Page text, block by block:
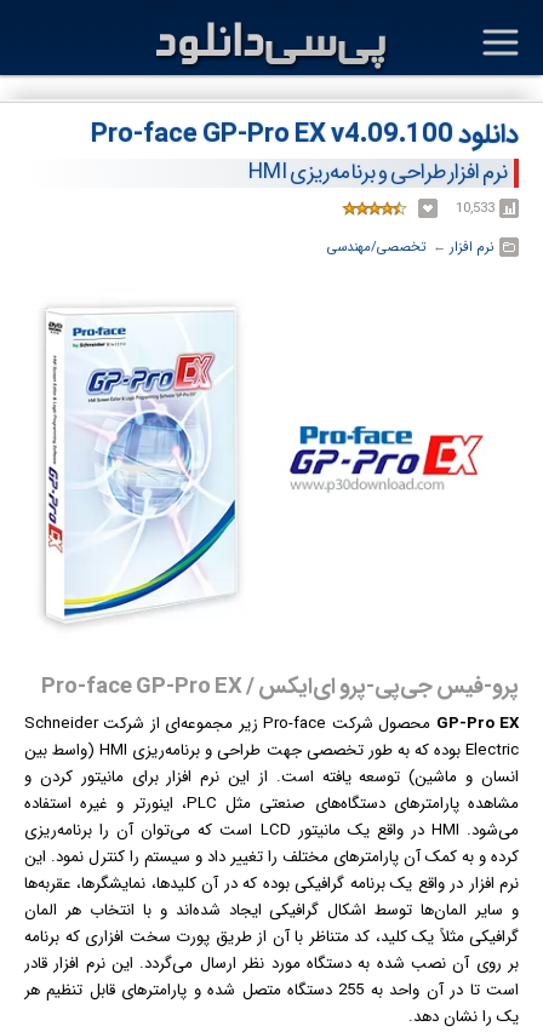
دانلود Pro-face GP-Pro EX v4.09.100
نرم افزار طراحی و برنامه‌ریزی HMI
10,533
نرم افزار ← ‏تخصصی/مهندسی
پرو-فیس جی‌پی-پرو ای‌ایکس / Pro-face GP-Pro EX
GP-Pro EX
محصول شرکت Pro-face زیر مجموعه‌ای از شرکت Schneider
Electric بوده که به طور تخصصی جهت طراحی و برنامه‌ریزی HMI (واسط بین
انسان و ماشین) توسعه یافته است. از این نرم افزاربرای مانیتور کردن و
مشاهده پارامترهای دستگاه‌های صنعتی مثل PLC، اینورتر و غیره استفاده
می‌شود. HMI در واقع یک مانیتور LCD است که می‌توان آن را برنامه‌ریزی
کرده و به کمک آن پارامترهای مختلف را تغییر داد و سیستم را کنترل نمود. این
نرم افزار در واقع یک برنامه گرافیکی بوده که در آن کلیدها، نمایشگرها، عقربه‌ها
و سایر المان‌ها توسط اشکال گرافیکی ایجاد شده‌اند و با انتخاب هر المان
گرافیکی مثلاً یک کلید، کد متناظر با آن از طریق پورت سخت افزاری که برنامه
بر روی آن نصب شده به دستگاه مورد نظر ارسال می‌گردد. این نرم افزار قادر
است تا در آن واحد به 255 دستگاه متصل شده و پارامترهای قابل تنظیم هر
یک را نشان دهد.